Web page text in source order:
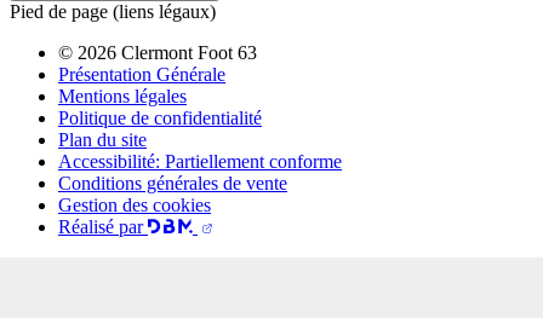
Pied de page (liens légaux)
© 2026 Clermont Foot 63
Présentation Générale
Mentions légales
Politique de confidentialité
Plan du site
Accessibilité: Partiellement conforme
Conditions générales de vente
Gestion des cookies
Réalisé par